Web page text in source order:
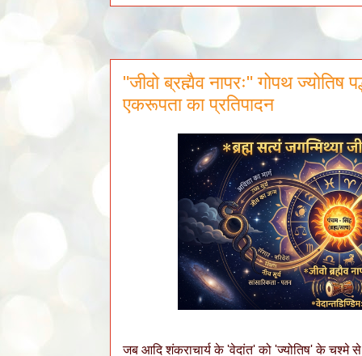
"जीवो ब्रह्मैव नापरः" गोपथ ज्योतिष
एकरूपता का प्रतिपादन
जब आदि शंकराचार्य के 'वेदांत' को 'ज्योतिष' के